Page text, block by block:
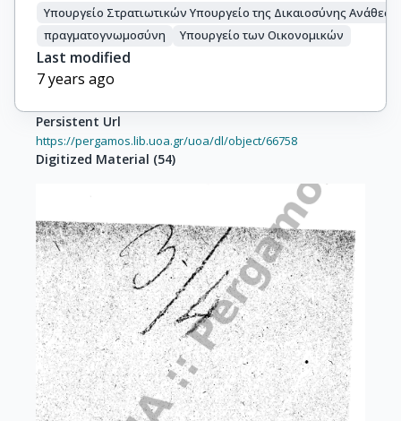
Υπουργείο Στρατιωτικών Υπουργείο της Δικαιοσύνης
πραγματογνωμοσύνη
Υπουργείο των Οικονομικών
Last modified
7 years ago
Persistent Url
https://pergamos.lib.uoa.gr/uoa/dl/object/66758
Digitized Material (54)